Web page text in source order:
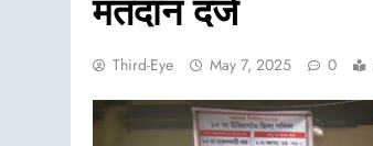
मतदान दर्ज
Third-Eye May 7, 2025 0